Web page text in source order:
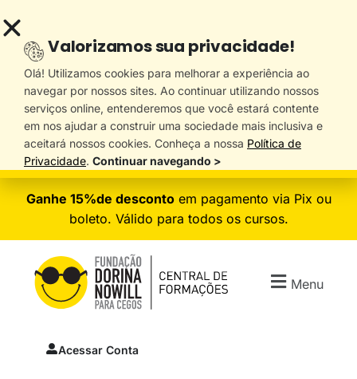
Ganhe 15%de descontoem pagamento via Pix ou
boleto. Válido para todos os cursos.
Menu
Acessar Conta
Valorizamos sua privacidade!
Olá! Utilizamos cookies para melhorar a experiência ao
navegar por nossos sites. Ao continuar utilizando nossos
serviços online, entenderemos que você estará contente
em nos ajudar a construir uma sociedade mais inclusiva e
aceitará nossos cookies. Conheça a nossa Política de
Privacidade. Continuar navegando >